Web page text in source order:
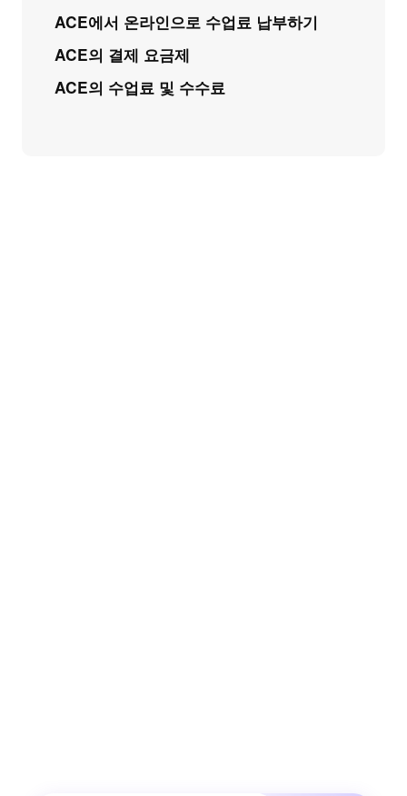
ACE에서 온라인으로 수업료 납부하기
ACE의 결제 요금제
ACE의 수업료 및 수수료